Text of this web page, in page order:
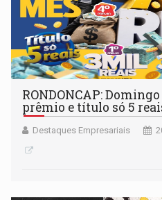
RONDONCAP:
prêmio e título só 5
Destaques Empresariais